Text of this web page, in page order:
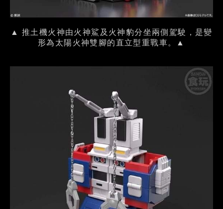
▲ 推土機火神由火神鯊及火神豹分坐兩側駕駛，是變
形為太陽火神雙腳的直立型重戰車。▲